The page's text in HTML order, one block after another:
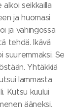
seikkailla
ja huomasi
ja vahingossa
tehdä. Ikävä
suuremmaksi. Se
Yhtäkkiä
lammasta
Kutsu kuului
ääneksi.